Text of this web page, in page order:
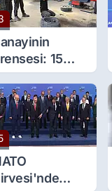
15
5 çırağı